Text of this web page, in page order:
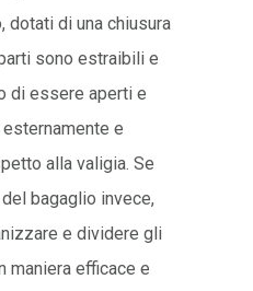
dotati di una chiusura
sono estraibili e
di essere aperti e
e
alla valigia. Se
bagaglio invece,
e dividere gli
maniera efficace e